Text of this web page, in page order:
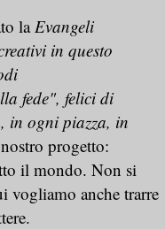
la Evangeli
in questo
fede", felici di
in ogni piazza, in
progetto:
il mondo. Non si
vogliamo anche trarre